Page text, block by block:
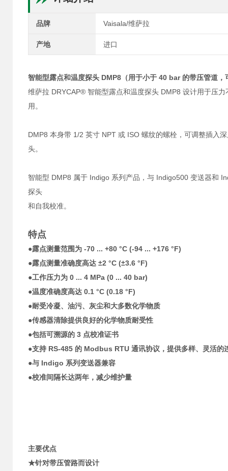
品牌 Vaisala/维萨拉
产地 进口
智能型露点和温度探头 DMP8（用于小于 40 bar 的带压管道，
维萨拉 DRYCAP® 智能型露点和温度探头 DMP8 设计用于压
用。
DMP8 本身带 1/2 英寸 NPT 或 ISO 螺纹的螺栓，可调整插入
头。
智能型 DMP8 属于 Indigo 系列产品，与 Indigo500 变送器和
探头
和自我校准。
特点
●露点测量范围为 -70 ... +80 °C (-94 ... +176 °F)
●露点测量准确度高达 ±2 °C (±3.6 °F)
●工作压力为 0 ... 4 MPa (0 ... 40 bar)
●温度准确度高达 0.1 °C (0.18 °F)
●耐受冷凝、油污、灰尘和大多数化学物质
●传感器清除提供良好的化学物质耐受性
●包括可溯源的 3 点校准证书
●支持 RS-485 的 Modbus RTU 通讯协议，提供多样、灵活的
●与 Indigo 系列变送器兼容
●校准间隔长达两年，减少维护量
主要优点
★针对带压管路而设计